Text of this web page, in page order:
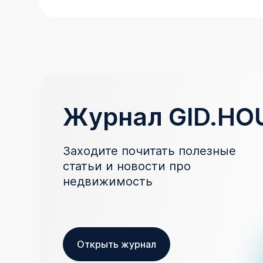
Журнал
Заходите почитать полезные
статьи и новости про
недвижимость
Открыть журнал